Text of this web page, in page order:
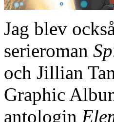
Jag blev
serieroman
och Jillian
Graphic
antologin